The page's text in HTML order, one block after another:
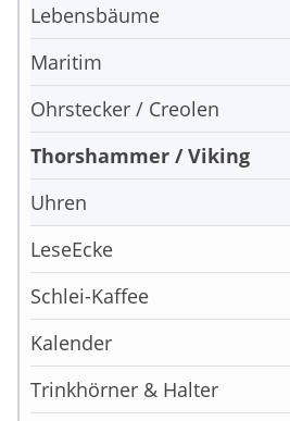
Lebensbäume
Maritim
Ohrstecker / Creolen
Thorshammer / Viking
Uhren
LeseEcke
Schlei-Kaffee
Kalender
Trinkhörner & Halter